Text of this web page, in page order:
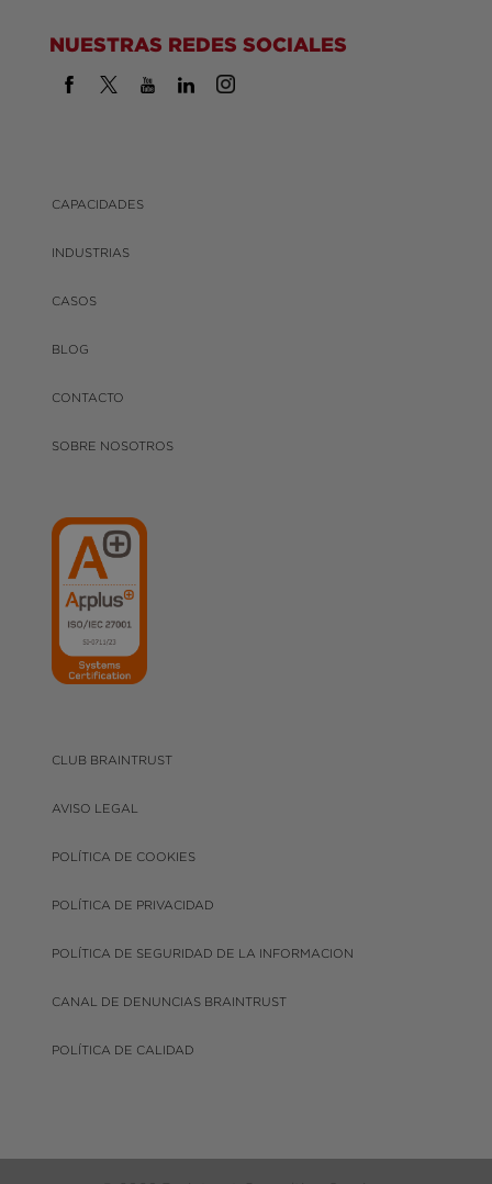
NUESTRAS REDES SOCIALES
CAPACIDADES
INDUSTRIAS
CASOS
BLOG
CONTACTO
SOBRE NOSOTROS
CLUB BRAINTRUST
AVISO LEGAL
POLÍTICA DE COOKIES
POLÍTICA DE PRIVACIDAD
POLÍTICA DE SEGURIDAD DE LA INFORMACION
CANAL DE DENUNCIAS BRAINTRUST
POLÍTICA DE CALIDAD